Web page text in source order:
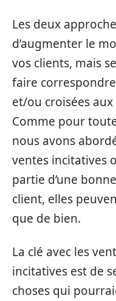
Les deux
d’augmenter le
vos clients, mais
faire
et/ou croisées
Comme pour
nous avons
ventes incitatives
partie d’une
client, elles
que de bien.
La clé avec les
incitatives est de
choses qui